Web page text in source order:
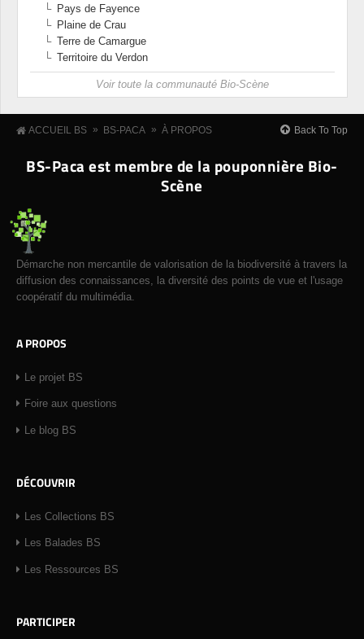
Pays de Fayence
Plaine de Crau
Terre de Camargue
Territoire du Verdon
Voir toute la communauté Bio-Scène
ACCUEIL BS » BS-PACA » À PROPOS Back To Top
BS-Paca est membre de la pouponnière Bio-
Scène
Démarche non mercantile de valorisation de la biodiversité à travers la
diffusion des connaissances, la diversité des points de vue et l'usage
coopératif du multimédia.
A PROPOS
Le projet BS
Foire aux questions
Le blog BS
DÉCOUVRIR
Les Collections BS
Les Balades BS
Les Ressources BS
PARTICIPER